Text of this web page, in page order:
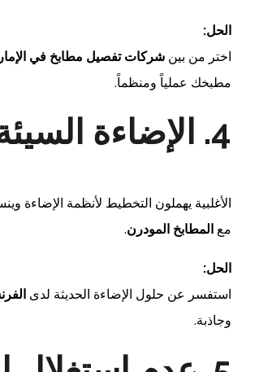
الحل:
اختر من بين شركات تفصيل مطابخ في
مطبخك عملياً ومنظماً.
4. الإضاءة السيئة
الأغلبية يهملون التخطيط لأنظمة الإضاءة
مع المطابخ المودرن.
الحل:
استفسر عن حلول الإضاءة الحديثة لدى
وجاذبة.